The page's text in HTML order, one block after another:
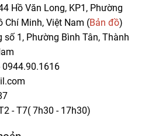
Hồ Văn Long, KP1, Phường
Chí Minh, Việt Nam (Bản đồ)
số 1, Phường Bình Tân, Thành
- T7( 7h30 - 17h30)